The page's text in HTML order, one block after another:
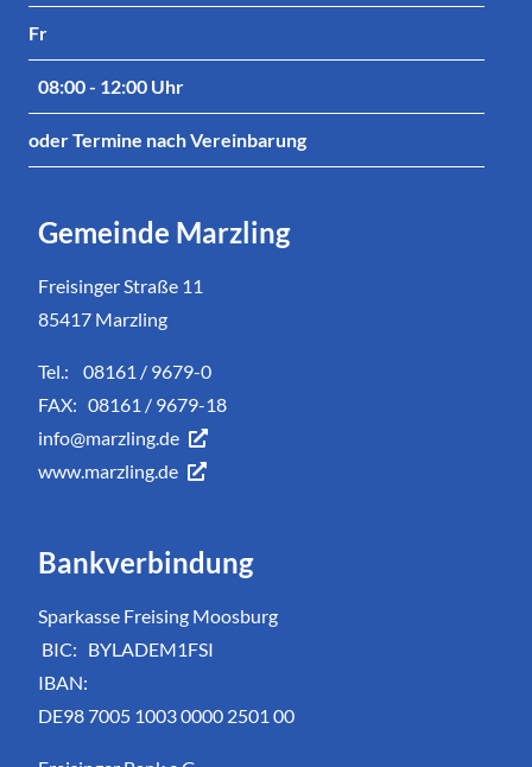
Fr
08:00 - 12:00 Uhr
oder Termine nach Vereinbarung
Gemeinde Marzling
Freisinger Straße 11
85417 Marzling
Tel.: 08161 / 9679-0
FAX: 08161 / 9679-18
info@marzling.de
www.marzling.de
Bankverbindung
Sparkasse Freising Moosburg
BIC: BYLADEM1FSI
IBAN:
DE98 7005 1003 0000 2501 00